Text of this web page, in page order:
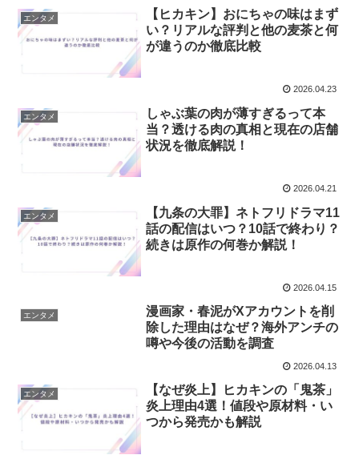
エンタメ
【ヒカキン】おにちゃの味はまず
い？リアルな評判と他の麦茶と何
が違うのか徹底比較
2026.04.23
エンタメ
しゃぶ葉の肉が薄すぎるって本
当？透ける肉の真相と現在の店舗
状況を徹底解説！
2026.04.21
エンタメ
【九条の大罪】ネトフリドラマ11
話の配信はいつ？10話で終わり？
続きは原作の何巻か解説！
2026.04.15
エンタメ
漫画家・春泥がXアカウントを削
除した理由はなぜ？海外アンチの
噂や今後の活動を調査
2026.04.13
エンタメ
【なぜ炎上】ヒカキンの「鬼茶」
炎上理由4選！値段や原材料・い
つから発売かも解説